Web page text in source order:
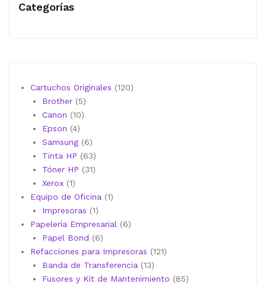
Categorías
Cartuchos Originales 120120
Brother 55
productos
Canon 1010
Epson 44
productos
Samsung 66
productos
Tinta HP 6363
productos
Tóner HP 3131
Xerox 11
producto
Equipo de Oficina 11
Impresoras 11
producto
Papelería Empresarial 66
Papel Bond 66
productos
Refacciones para Impresoras 121121
Banda de Transferencia 1313
productos
Fusores y Kit de Mantenimiento 8585